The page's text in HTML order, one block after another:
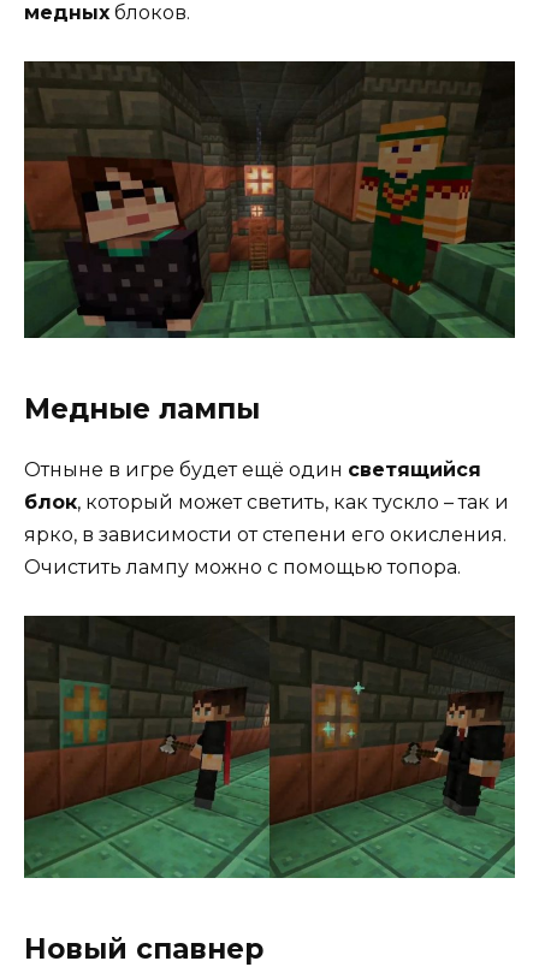
медных блоков.
Медные лампы
Отныне в игре будет ещё один светящийся
блок, который может светить, как тускло – так и
ярко, в зависимости от степени его окисления.
Очистить лампу можно с помощью топора.
Новый спавнер